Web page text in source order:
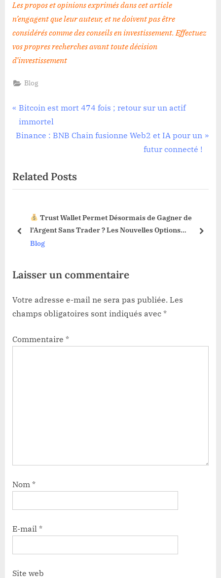
Les propos et opinions exprimés dans cet article
n’engagent que leur auteur, et ne doivent pas être
considérés comme des conseils en investissement. Effectuez
vos propres recherches avant toute décision
d’investissement
Blog
Navigation
de
P
r
e
o
u
o
:
Bitcoin est mort 474 fois ; retour sur un actif
immortel
N
t
P
t
Binance : BNB Chain fusionne Web2 et IA pour un
futur connecté !
Related Posts
Trust Wallet Permet Désormais de Gagner de
l’Argent Sans Trader ? Les Nouvelles Options
Dévoilées !
Blog
prev next
Laisser un commentaire
Votre adresse e-mail ne sera pas publiée. Les
champs obligatoires sont indiqués avec *
Commentaire *
Nom *
E-mail *
Site web